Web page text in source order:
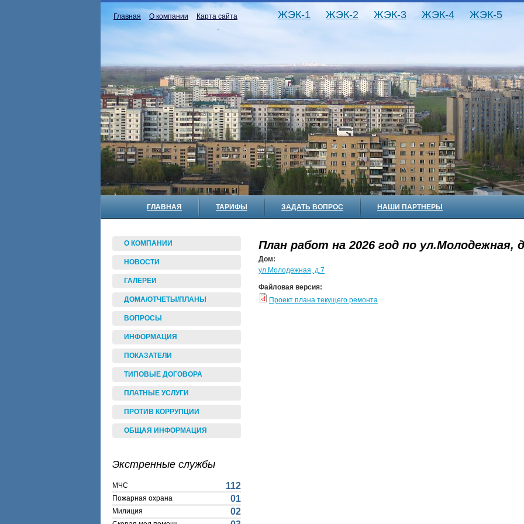
Главная О компании Карта сайта ЖЭК-1 ЖЭК-2 ЖЭК-3 ЖЭК-4 ЖЭК-5
ГЛАВНАЯ ТАРИФЫ ЗАДАТЬ ВОПРОС НАШИ ПАРТНЕРЫ
О КОМПАНИИ
НОВОСТИ
ГАЛЕРЕИ
ДОМА/ОТЧЕТЫ/ПЛАНЫ
ВОПРОСЫ
ИНФОРМАЦИЯ
ПОКАЗАТЕЛИ
ТИПОВЫЕ ДОГОВОРА
ПЛАТНЫЕ УСЛУГИ
ПРОТИВ КОРРУПЦИИ
ОБЩАЯ ИНФОРМАЦИЯ
Экстренные службы
МЧС 112
Пожарная охрана 01
Милиция 02
План работ на 2026 год по ул.Молодежная,
Дом:
ул.Молодежная, д.7
Файловая версия:
Проект плана текущего ремонта